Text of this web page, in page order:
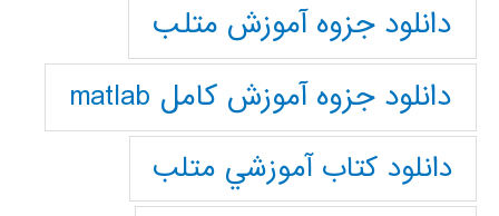
دانلود جزوه آموزش متلب
دانلود جزوه آموزش کامل matlab
دانلود كتاب آموزشي متلب